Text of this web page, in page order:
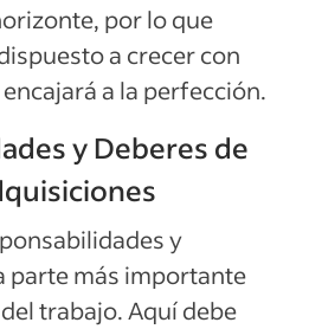
por lo que
a crecer con
a la perfección.
y Deberes de
y
parte más importante
trabajo. Aquí debe